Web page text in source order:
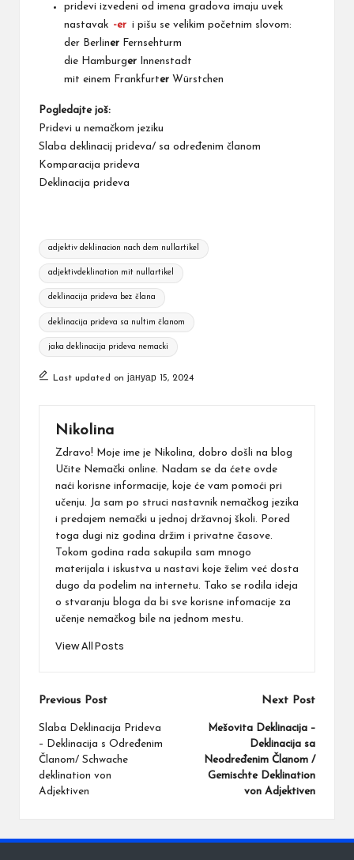
pridevi izvedeni od imena gradova imaju uvek
nastavak -er i pišu se velikim početnim slovom:
der Berliner Fernsehturm
die Hamburger Innenstadt
mit einem Frankfurter Würstchen
Pogledajte još:
Pridevi u nemačkom jeziku
Slaba deklinacij prideva/ sa određenim članom
Komparacija prideva
Deklinacija prideva
Tags:
adjektiv deklinacion nach dem nullartikel
adjektivdeklination mit nullartikel
deklinacija prideva bez člana
deklinacija prideva sa nultim članom
jaka deklinacija prideva nemacki
Last updated on јануар 15, 2024
Nikolina
Zdravo! Moje ime je Nikolina, dobro došli na blog
Učite Nemački online. Nadam se da ćete ovde
naći korisne informacije, koje će vam pomoći pri
učenju. Ja sam po struci nastavnik nemačkog jezika
i predajem nemački u jednoj državnoj školi. Pored
toga dugi niz godina držim i privatne časove.
Tokom godina rada sakupila sam mnogo
materijala i iskustva u nastavi koje želim već dosta
dugo da podelim na internetu. Tako se rodila ideja
o stvaranju bloga da bi sve korisne infomacije za
učenje nemačkog bile na jednom mestu.
View All Posts
Post
navigation
Previous Post
Slaba Deklinacija Prideva
– Deklinacija s Određenim
Članom/ Schwache
deklination von
Adjektiven
Next Post
Mešovita Deklinacija –
Deklinacija sa
Neodređenim Članom /
Gemischte Deklination
von Adjektiven